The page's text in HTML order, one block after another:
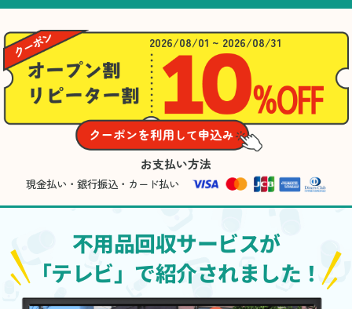
2026/08/01 ~ 2026/08/31
お支払い方法
現金払い・銀行振込・カード払い
不用品回収サービスが
「テレビ」で紹介されました！